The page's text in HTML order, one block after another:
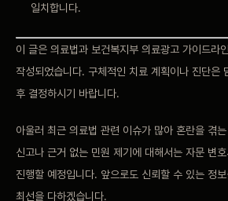
일치합니다.
이 글은 의료법과 보건복지부 의료광고 가이드라
작성되었습니다. 구체적인 치료 계획이나 진단은
후 결정하시기 바랍니다.
아울러 최근 의료법 관련 이슈가 많아 혼란을 겪
신고나 근거 없는 민원 제기에 대해서는 자문 변
진행할 예정입니다. 앞으로도 신뢰할 수 있는 정
최선을 다하겠습니다.